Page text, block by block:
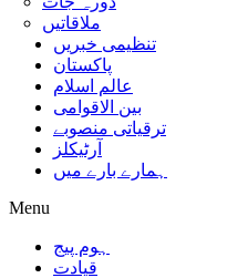
ملاقاتیں
تنظیمی خبریں
پاکستان
عالم اسلام
بین الاقوامی
ترقیاتی منصوبے
آرٹیکلز
ہمارے بارے میں
Menu
ہوم پیج
قیادت